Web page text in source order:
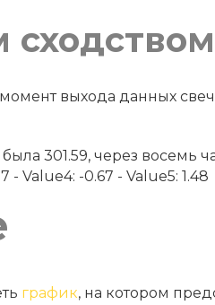
выхода данных
301.59, через восемь
- Value4: -0.67 - Value5: 1.48
график, на котором